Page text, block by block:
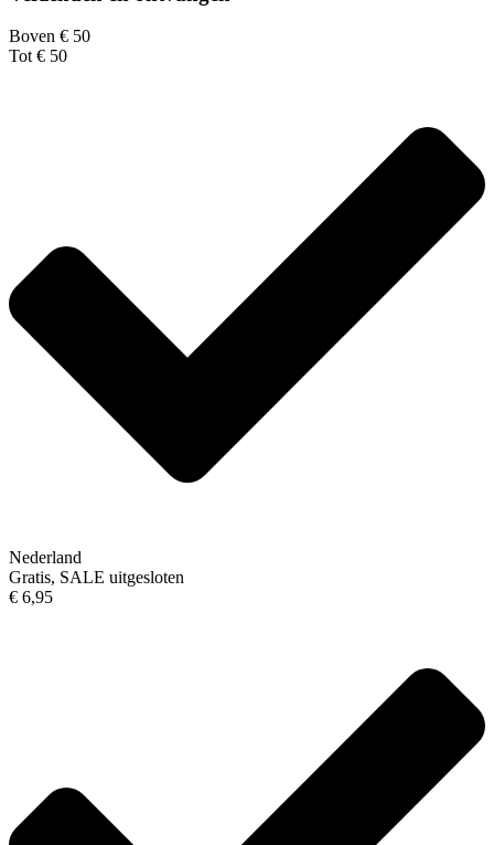
Boven € 50
Tot € 50
Nederland
Gratis, SALE uitgesloten
€ 6,95